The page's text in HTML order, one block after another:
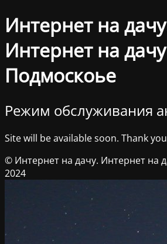
Интернет на
Интернет на
Подмоскоье
Режим обслуживания
Site will be available soon. Thank
© Интернет на дачу. Интернет на
2024